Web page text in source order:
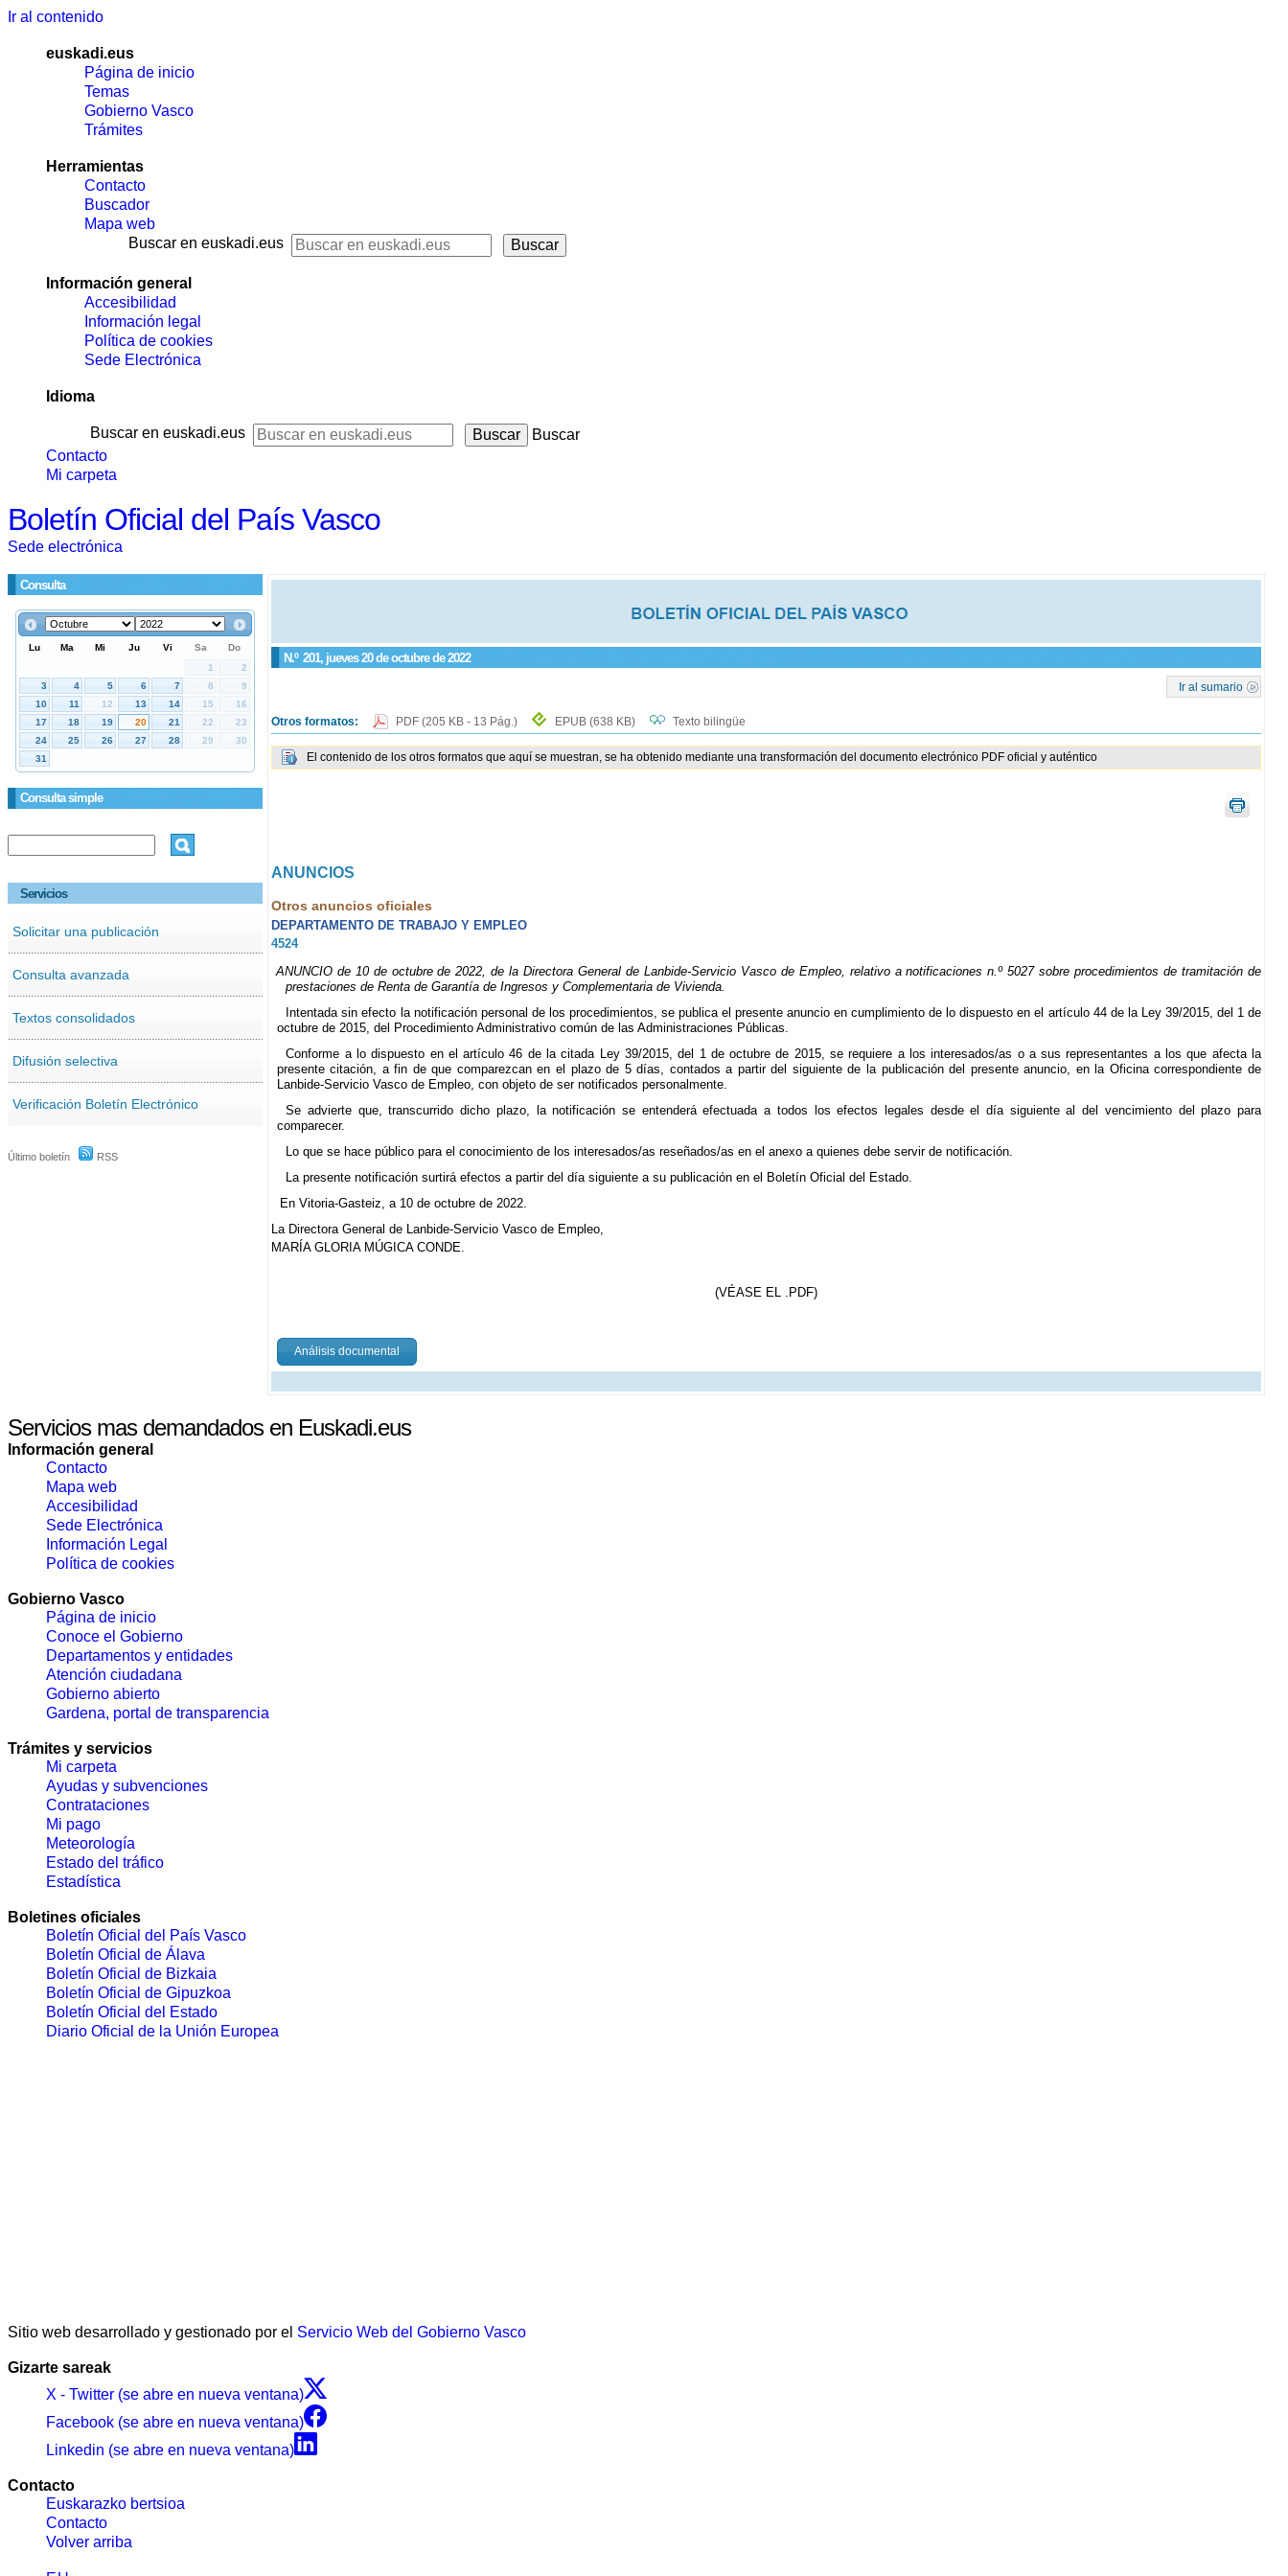
Ir al contenido
euskadi.eus
Página de inicio
Temas
Gobierno Vasco
Trámites
Herramientas
Contacto
Buscador
Mapa web
Buscar en euskadi.eus
Información general
Accesibilidad
Información legal
Política de cookies
Sede Electrónica
Idioma
Buscar en euskadi.eus
Buscar
Contacto
Mi carpeta
Boletín Oficial del País Vasco
Sede electrónica
Consulta
Consulta simple
Servicios
Solicitar una publicación
Consulta avanzada
Textos consolidados
Difusión selectiva
Verificación Boletín Electrónico
Último boletín RSS
N.º 201, jueves 20 de octubre de 2022
Ir al sumario
Otros formatos: PDF (205 KB - 13 Pág.) EPUB (638 KB) Texto bilingüe
El contenido de los otros formatos que aquí se muestran, se ha obtenido mediante una transformación del documento electrónico PDF oficial y auténtico
ANUNCIOS
Otros anuncios oficiales
DEPARTAMENTO DE TRABAJO Y EMPLEO
4524
ANUNCIO de 10 de octubre de 2022, de la Directora General de Lanbide-Servicio Vasco de Empleo, relativo a notificaciones n.º 5027 sobre procedimientos de tramitación de
prestaciones de Renta de Garantía de Ingresos y Complementaria de Vivienda.
Intentada sin efecto la notificación personal de los procedimientos, se publica el presente anuncio en cumplimiento de lo dispuesto en el artículo 44 de la Ley 39/2015, del 1 de
octubre de 2015, del Procedimiento Administrativo común de las Administraciones Públicas.
Conforme a lo dispuesto en el artículo 46 de la citada Ley 39/2015, del 1 de octubre de 2015, se requiere a los interesados/as o a sus representantes a los que afecta la
presente citación, a fin de que comparezcan en el plazo de 5 días, contados a partir del siguiente de la publicación del presente anuncio, en la Oficina correspondiente de
Lanbide-Servicio Vasco de Empleo, con objeto de ser notificados personalmente.
Se advierte que, transcurrido dicho plazo, la notificación se entenderá efectuada a todos los efectos legales desde el día siguiente al del vencimiento del plazo para
comparecer.
Lo que se hace público para el conocimiento de los interesados/as reseñados/as en el anexo a quienes debe servir de notificación.
La presente notificación surtirá efectos a partir del día siguiente a su publicación en el Boletín Oficial del Estado.
En Vitoria-Gasteiz, a 10 de octubre de 2022.
La Directora General de Lanbide-Servicio Vasco de Empleo,
MARÍA GLORIA MÚGICA CONDE.
(VÉASE EL .PDF)
Análisis documental
Servicios mas demandados en Euskadi.eus
Información general
Contacto
Mapa web
Accesibilidad
Sede Electrónica
Información Legal
Política de cookies
Gobierno Vasco
Página de inicio
Conoce el Gobierno
Departamentos y entidades
Atención ciudadana
Gobierno abierto
Gardena, portal de transparencia
Trámites y servicios
Mi carpeta
Ayudas y subvenciones
Contrataciones
Mi pago
Meteorología
Estado del tráfico
Estadística
Boletines oficiales
Boletín Oficial del País Vasco
Boletín Oficial de Álava
Boletín Oficial de Bizkaia
Boletín Oficial de Gipuzkoa
Boletín Oficial del Estado
Diario Oficial de la Unión Europea
Sitio web desarrollado y gestionado por el Servicio Web del Gobierno Vasco
Gizarte sareak
X - Twitter (se abre en nueva ventana)
Facebook (se abre en nueva ventana)
Linkedin (se abre en nueva ventana)
Contacto
Euskarazko bertsioa
Contacto
Volver arriba